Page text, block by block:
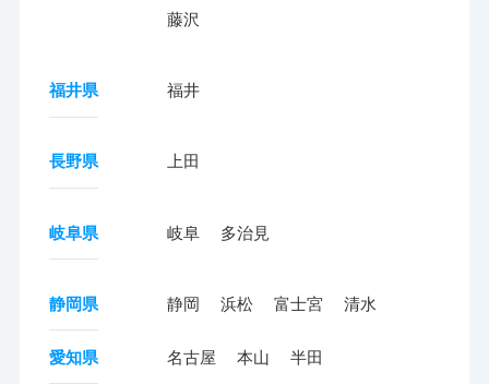
藤沢
福井県 福井
長野県 上田
岐阜県 岐阜 多治見
静岡県 静岡 浜松 富士宮 清水
愛知県 名古屋 本山 半田